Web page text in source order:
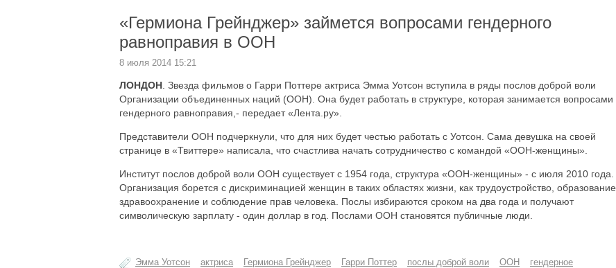
«Гермиона Грейнджер» займется вопросами гендерного
равноправия в ООН
8 июля 2014 15:21
ЛОНДОН . Звезда фильмов о Гарри Поттере актриса Эмма Уотсон вступила в ряды послов доброй воли
Организации объединенных наций (ООН). Она будет работать в структуре, которая занимается вопросами
гендерного равноправия,- передает «Лента.ру».
Представители ООН подчеркнули, что для них будет честью работать с Уотсон. Сама девушка на своей
странице в «Твиттере» написала, что счастлива начать сотрудничество с командой «ООН-женщины».
Институт послов доброй воли ООН существует с 1954 года, структура «ООН-женщины» - с июля 2010 года.
Организация борется с дискриминацией женщин в таких областях жизни, как трудоустройство, образование,
здравоохранение и соблюдение прав человека. Послы избираются сроком на два года и получают
символическую зарплату - один доллар в год. Послами ООН становятся публичные люди.
Эмма Уотсон актриса Гермиона Грейнджер Гарри Поттер послы доброй воли ООН
гендерное